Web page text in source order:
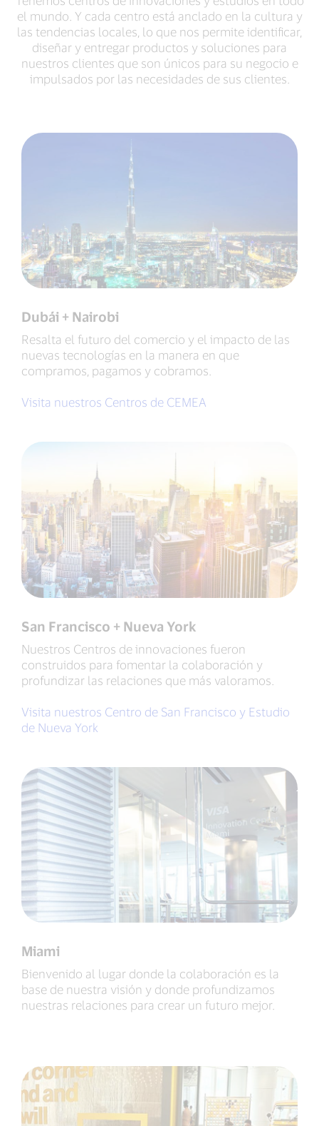
el mundo. Y cada centro está anclado en la cultura y
las tendencias locales, lo que nos permite identificar,
diseñar y entregar productos y soluciones para
nuestros clientes que son únicos para su negocio e
impulsados por las necesidades de sus clientes.
Dubái + Nairobi
Resalta el futuro del comercio y el impacto de las
nuevas tecnologías en la manera en que
compramos, pagamos y cobramos.
Visita nuestros Centros de CEMEA
San Francisco + Nueva York
Nuestros Centros de innovaciones fueron
construidos para fomentar la colaboración y
profundizar las relaciones que más valoramos.
Visita nuestros Centro de San Francisco y Estudio
de Nueva York
Miami
Bienvenido al lugar donde la colaboración es la
base de nuestra visión y donde profundizamos
nuestras relaciones para crear un futuro mejor.